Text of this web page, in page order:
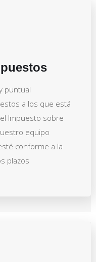
puntual
a los que está
Impuesto sobre
equipo
conforme a la
plazos